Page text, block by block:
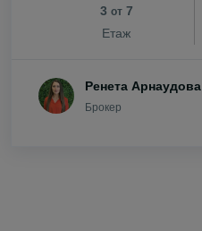
3 от7
Етаж
Ренета Арнаудова
Брокер